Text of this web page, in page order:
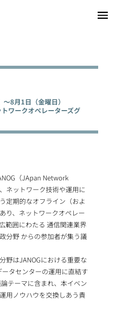
8月1日（金曜日）
ワークオペレーターズグ
（JApan Network
ネットワーク技術や運用に
定期的なオフライン（およ
り、ネットワークオペレー
範囲にわたる 通信関連業界
分野 からの参加者が集う議
野はJANOGにおける重要な
タセンターの運用に直結す
テーマに含まれ、本イベン
用ノウハウを交換しあう貴